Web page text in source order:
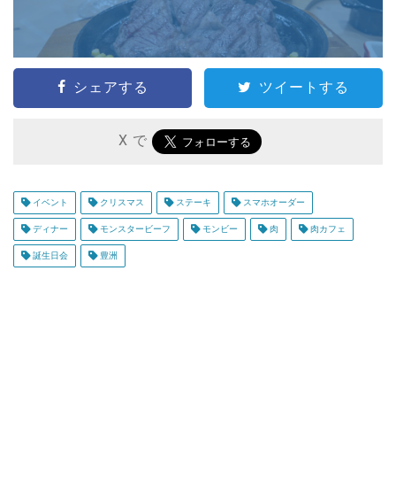
シェアする ツイートする
X で
イベント クリスマス ステーキ スマホオーダー
ディナー モンスタービーフ モンビー 肉 肉カフェ
誕生日会 豊洲